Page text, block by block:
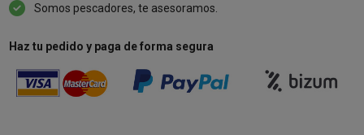
Somos pescadores, te asesoramos.
Haz tu pedido y paga de forma segura